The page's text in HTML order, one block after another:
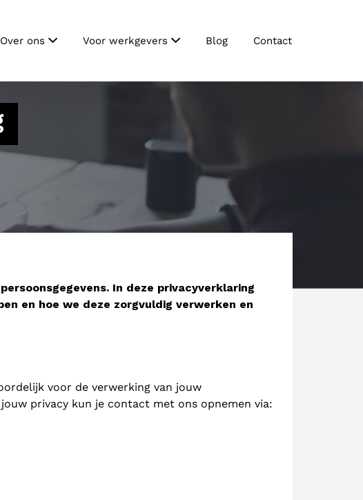
Over ons Voor werkgevers Blog Contact
In deze privacyverklaring
en hoe we deze zorgvuldig verwerken en
voor de verwerking van jouw
privacy kun je contact met ons opnemen via: